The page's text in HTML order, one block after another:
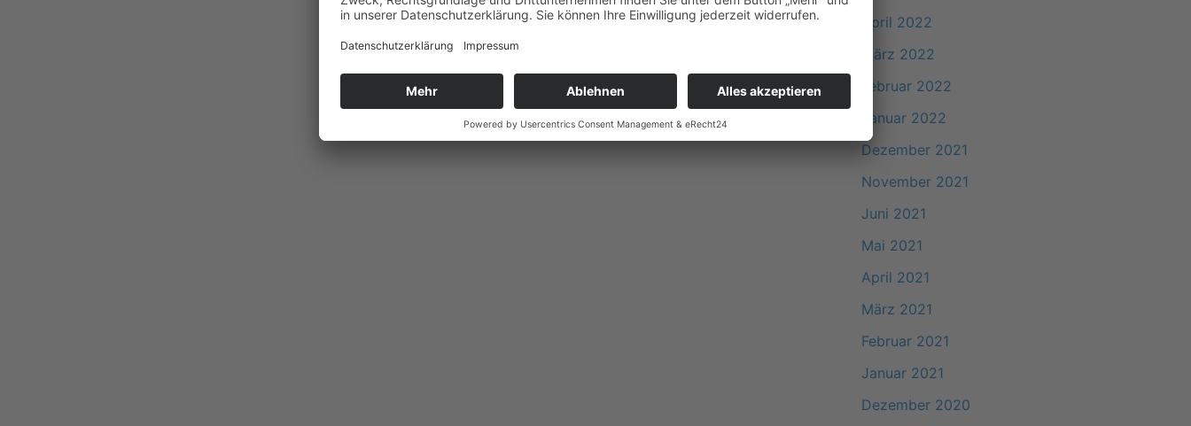
April 2022
März 2022
Februar 2022
Januar 2022
Dezember 2021
November 2021
Juni 2021
Mai 2021
April 2021
März 2021
Februar 2021
Januar 2021
Dezember 2020